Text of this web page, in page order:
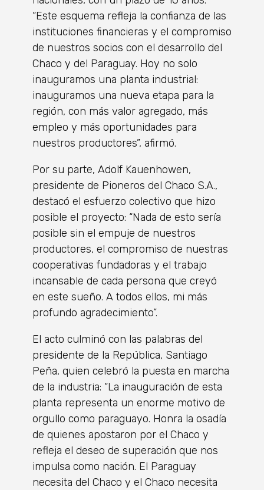
“Este esquema refleja la confianza de las
instituciones financieras y el compromiso
de nuestros socios con el desarrollo del
Chaco y del Paraguay. Hoy no solo
inauguramos una planta industrial:
inauguramos una nueva etapa para la
región, con más valor agregado, más
empleo y más oportunidades para
nuestros productores”, afirmó.
Por su parte, Adolf Kauenhowen,
presidente de Pioneros del Chaco S.A.,
destacó el esfuerzo colectivo que hizo
posible el proyecto: “Nada de esto sería
posible sin el empuje de nuestros
productores, el compromiso de nuestras
cooperativas fundadoras y el trabajo
incansable de cada persona que creyó
en este sueño. A todos ellos, mi más
profundo agradecimiento”.
El acto culminó con las palabras del
presidente de la República, Santiago
Peña, quien celebró la puesta en marcha
de la industria: “La inauguración de esta
planta representa un enorme motivo de
orgullo como paraguayo. Honra la osadía
de quienes apostaron por el Chaco y
refleja el deseo de superación que nos
impulsa como nación. El Paraguay
necesita del Chaco y el Chaco necesita